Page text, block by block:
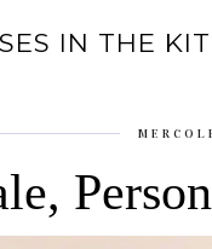
IN THE